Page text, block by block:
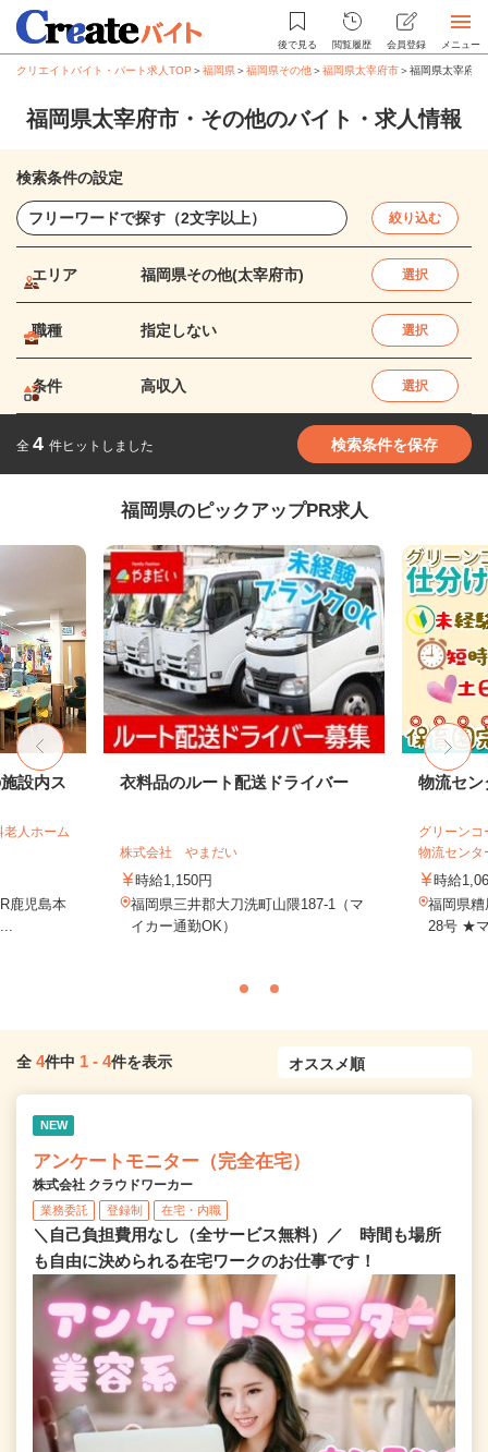
後で見る 閲覧履歴 会員登録 メニュー
クリエイトバイト・パート求人TOP ＞福岡県＞福岡県その他＞福岡県太宰府市＞福岡県太宰府
福岡県太宰府市・その他のバイト・求人情報
検索条件の設定
絞り込む
エリア 福岡県その他(太宰府市) 選択
職種 指定しない 選択
条件 高収入 選択
全 4 件ヒットしました 検索条件を保存
福岡県のピックアップPR求人
設内ス
人ホーム
鹿児島本
衣料品のルート配送ドライバー
株式会社 やまだい
時給1,150円
福岡県三井郡大刀洗町山隈187-1（マ
イカー通勤OK）
物流セン
グリーン
物流センタ
時給
福岡県糟
28号 ★
全 4件中 1 - 4件を表示
NEW
アンケートモニター（完全在宅）
株式会社 クラウドワーカー
業務委託 登録制 在宅・内職
＼自己負担費用なし（全サービス無料）／ 時間も場所
も自由に決められる在宅ワークのお仕事です！